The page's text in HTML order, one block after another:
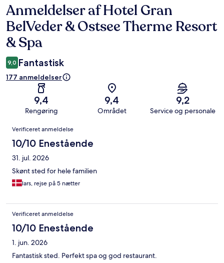
Anmeldelser
Anmeldelser af Hotel Gran
BelVeder & Ostsee Therme Resort
& Spa
9,0 Fantastisk
177 anmeldelser
9,4
Rengøring
9,4
Området
9,2
Service og personale
Anmeldelser
Verificeret anmeldelse
10/10 Enestående
31. jul. 2026
Skønt sted for hele familien
lars, rejse på 5 nætter
Verificeret anmeldelse
10/10 Enestående
1. jun. 2026
Fantastisk sted. Perfekt spa og god restaurant.